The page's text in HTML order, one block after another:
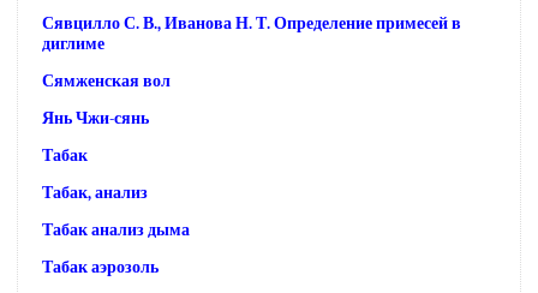
Сявцилло С. В., Иванова Н. Т. Определение примесей в
диглиме
Сямженская вол
Янь Чжи-сянь
Табак
Табак, анализ
Табак анализ дыма
Табак аэрозоль